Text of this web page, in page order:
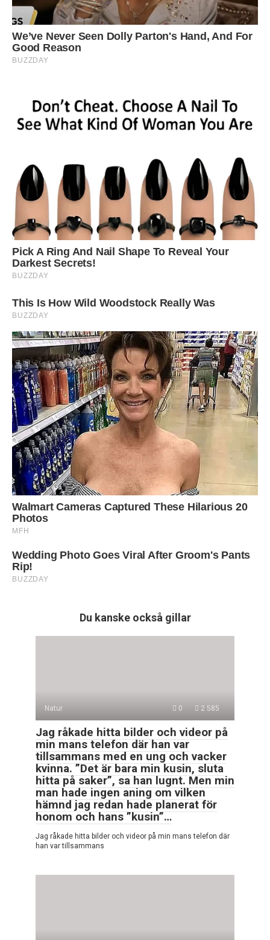
Du kanske också gillar
Natur 0 2 585
Jag råkade hitta bilder och videor på
min mans telefon där han var
tillsammans med en ung och vacker
kvinna. ”Det är bara min kusin, sluta
hitta på saker”, sa han lugnt. Men min
man hade ingen aning om vilken
hämnd jag redan hade planerat för
honom och hans ”kusin”…
Jag råkade hitta bilder och videor på min mans telefon där
han var tillsammans